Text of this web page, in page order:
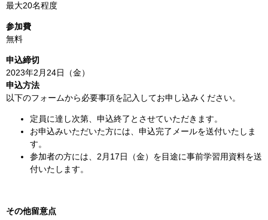
最大20名程度
参加費
無料
申込締切
2023年2月24日（金）
申込方法
以下のフォームから必要事項を記入してお申し込みください。
定員に達し次第、申込終了とさせていただきます。
お申込みいただいた方には、申込完了メールを送付いたしま
す。
参加者の方には、2月17日（金）を目途に事前学習用資料を送
付いたします。
その他留意点